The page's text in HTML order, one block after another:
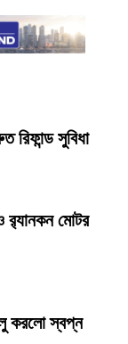
রিফান্ড সুবিধা
র‍্যানকন মোটর
করলো স্বপ্ন